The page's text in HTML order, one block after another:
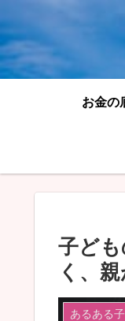
お金の
子ど
く、
あるある